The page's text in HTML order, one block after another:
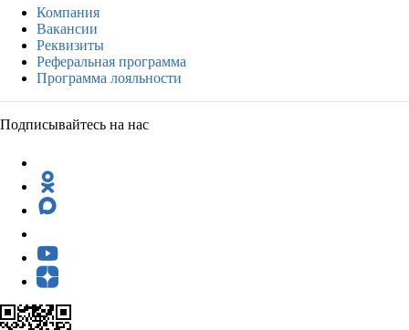
Компания
Вакансии
Реквизиты
Реферальная программа
Программа лояльности
Подписывайтесь на нас